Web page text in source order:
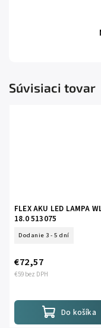
Súvisiaci tovar
FLEX AKU LED LAMPA
18.0 513075
Dodanie 3 - 5 dní
€59 bez DPH
€72,57
Do košíka